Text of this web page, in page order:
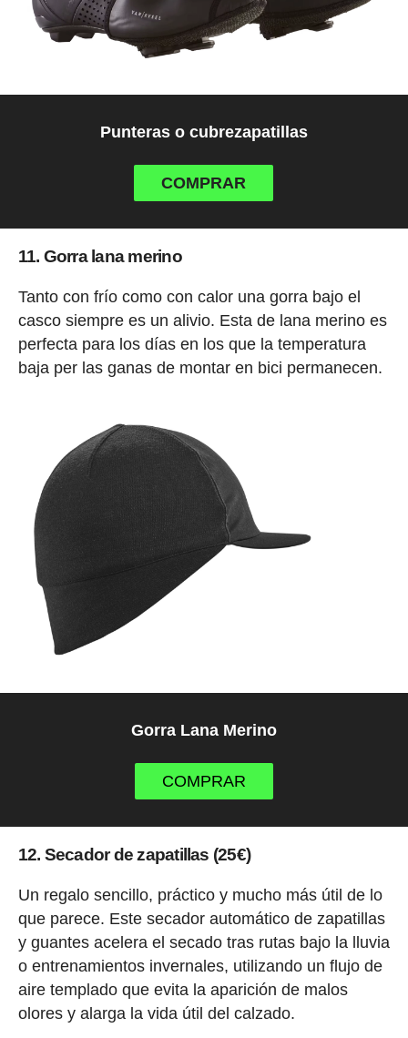
Punteras o cubrezapatillas
COMPRAR
11. Gorra lana merino
Tanto con frío como con calor una gorra bajo el
casco siempre es un alivio. Esta de lana merino es
perfecta para los días en los que la temperatura
baja per las ganas de montar en bici permanecen.
Gorra Lana Merino
COMPRAR
12. Secador de zapatillas (25€)
Un regalo sencillo, práctico y mucho más útil de lo
que parece. Este secador automático de zapatillas
y guantes acelera el secado tras rutas bajo la lluvia
o entrenamientos invernales, utilizando un flujo de
aire templado que evita la aparición de malos
olores y alarga la vida útil del calzado.